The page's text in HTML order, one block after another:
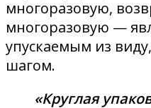
многоразовую,
многоразовую —
упускаемым из
шагом.
«Круглая